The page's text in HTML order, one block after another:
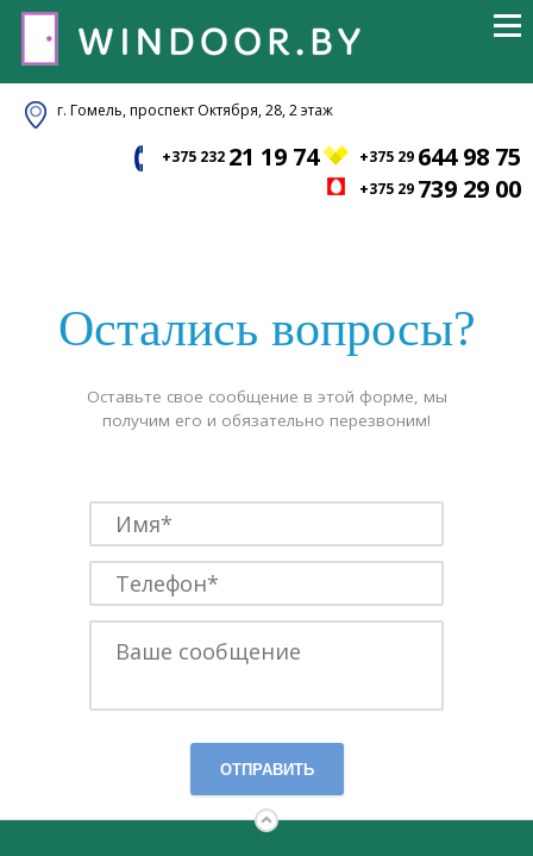
г. Гомель, проспект Октября, 28, 2 этаж
+375 232 21 19 74 +375 29 644 98 75
+375 29 739 29 00
Остались вопросы?
Оставьте свое сообщение в этой форме, мы
получим его и обязательно перезвоним!
ОТПРАВИТЬ